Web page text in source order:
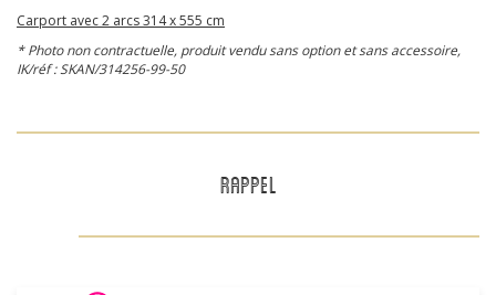
Carport avec 2 arcs 314 x 555 cm
* Photo non contractuelle, produit vendu sans option et sans accessoire,
IK/réf : SKAN/314256-99-50
RAPPEL